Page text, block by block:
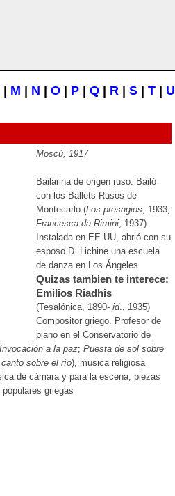
M N O P Q R S T U
Moscú, 1917
Bailarina de origen ruso. Bailó
con los Ballets Rusos de
Montecarlo (Los presagios, 1933;
Francesca da Rimini, 1937).
Instalada en EE UU, abrió con su
esposo D. Lichine una escuela
de danza en Los Ángeles
Quizas tambien te interece:
Emilios Riadhis
(Tesalónica, 1890- id., 1935)
Compositor griego. Profesor de
piano en el Conservatorio de
Invocación a la paz; Puesta de sol sobre
sobre el río), música religiosa
de cámara y para la escena, piezas
griegas